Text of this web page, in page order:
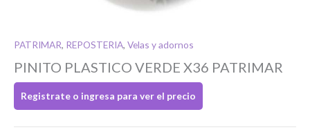
PATRIMAR, REPOSTERIA, Velas y adornos
PINITO PLASTICO VERDE X36 PATRIMAR
Registrate o ingresa para ver el precio
Toca para ingresar
O completa el Formulario de registro